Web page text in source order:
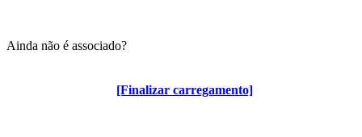
[Finalizar carregamento]
Ainda não é associado?
Algumas vantagens para associados